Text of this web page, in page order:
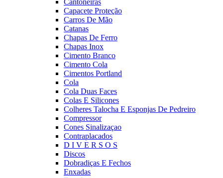
Cantoneiras
Capacete Proteção
Carros De Mão
Catanas
Chapas De Ferro
Chapas Inox
Cimento Branco
Cimento Cola
Cimentos Portland
Cola
Cola Duas Faces
Colas E Silicones
Colheres Talocha E Esponjas De Pedreiro
Compressor
Cones Sinalizaçao
Contraplacados
D I V E R S O S
Discos
Dobradiças E Fechos
Enxadas